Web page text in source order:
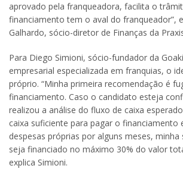
aprovado pela franqueadora, facilita o
financiamento tem o aval do franqueador”,
Galhardo, sócio-diretor de Finanças da
Para Diego Simioni, sócio-fundador da
empresarial especializada em franquias, o
próprio. “Minha primeira recomendação é
financiamento. Caso o candidato esteja
realizou a análise do fluxo de caixa
caixa suficiente para pagar o financiamento
despesas próprias por alguns meses, minha
seja financiado no máximo 30% do valor
explica Simioni.